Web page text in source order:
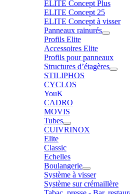
ELITE Concept Plus
ELITE Concept 25
ELITE Concept à visser
Panneaux rainurés
Profils Elite
Accessoires Elite
Profils pour panneaux
Structures d’étagères
STILIPHOS
CYCLOS
YouK
CADRO
MOVIS
Tubes
CUIVRINOX
Elite
Classic
Echelles
Boulangerie
Système à visser
Système sur crémaillère